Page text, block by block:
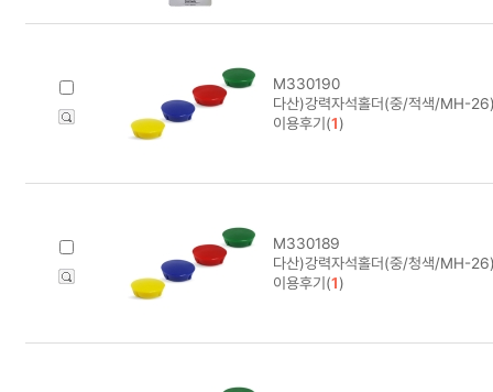
M330190
다산)강력자석홀더(중/적색/MH-
이용후기(1)
M330189
다산)강력자석홀더(중/청색/MH-
이용후기(1)